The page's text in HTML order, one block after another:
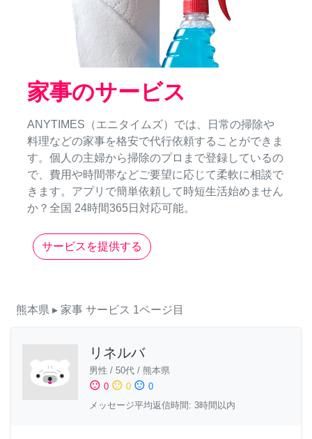
家事のサービス
ANYTIMES（エニタイムズ）では、日常の掃除や
料理などの家事を格安で代行依頼することができま
す。個人の主婦から掃除のプロまで登録しているの
で、費用や時間帯などご要望に応じて柔軟に相談で
きます。アプリで簡単依頼して時短生活始めません
か？全国 24時間365日対応可能。
サービスを提供する
熊本県 ▸ 家事 サービス 1ページ目
リネルバ
男性 / 50代 / 熊本県
sentiment_satisfied 0 sentiment_neutral 0 sentiment_dissatisfied 0
メッセージ平均返信時間: 3時間以内